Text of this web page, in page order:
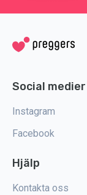
Social medier
Instagram
Facebook
Hjälp
Kontakta oss